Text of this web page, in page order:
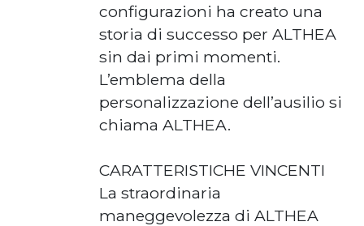
configurazioni ha creato una
storia di successo per ALTHEA
sin dai primi momenti.
L’emblema della
personalizzazione dell’ausilio si
chiama ALTHEA.
CARATTERISTICHE VINCENTI
La straordinaria
maneggevolezza di ALTHEA